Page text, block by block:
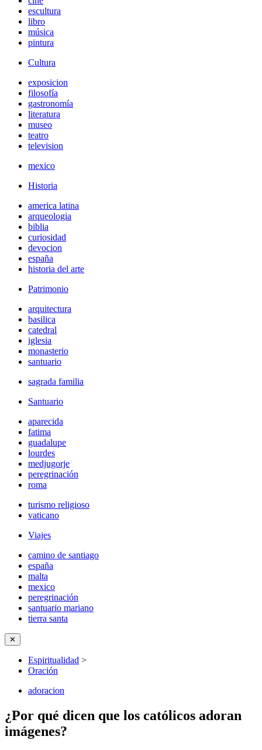
escultura
libro
música
pintura
Cultura
exposicion
filosofía
gastronomía
literatura
museo
teatro
television
mexico
Historia
america latina
arqueologia
biblia
curiosidad
devocion
españa
historia del arte
Patrimonio
arquitectura
basilica
catedral
iglesia
monasterio
santuario
sagrada familia
Santuario
aparecida
fatima
guadalupe
lourdes
medjugorje
peregrinación
roma
turismo religioso
vaticano
Viajes
camino de santiago
españa
malta
mexico
peregrinación
santuario mariano
tierra santa
✕
Espiritualidad >
Oración
adoracion
¿Por qué dicen que los católicos adoran
imágenes?